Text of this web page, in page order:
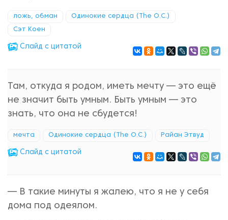
ложь, обман Одинокие сердца (The O.C.)
Сэт Коен
Cлайд с цитатой
Там, откуда я родом, иметь мечту — это ещё
не значит быть умным. Быть умным — это
знать, что она не сбудется!
мечта Одинокие сердца (The O.C.) Райан Этвуд
Cлайд с цитатой
— В такие минуты я жалею, что я не у себя
дома под одеялом.